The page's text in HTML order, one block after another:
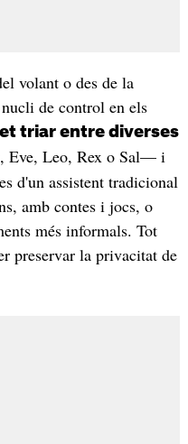
volant o des de la
de control en els
triar entre diverses
Leo, Rex o Sal— i
d'un assistent tradicional
amb contes i jocs, o
més informals. Tot
preservar la privacitat de